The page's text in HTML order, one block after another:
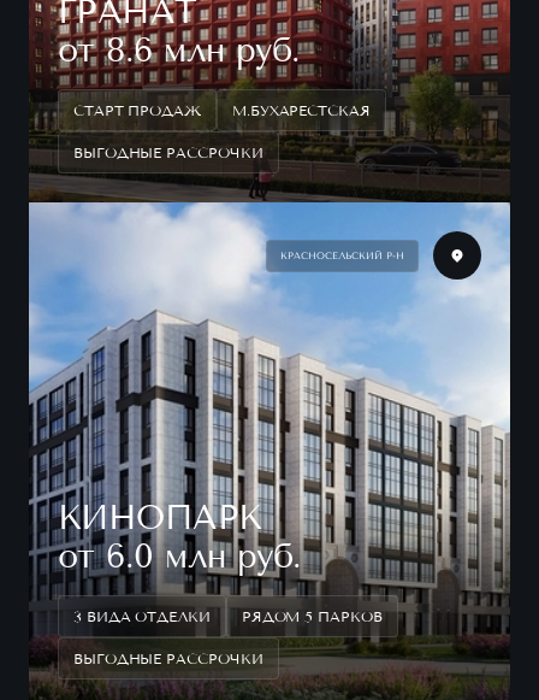
ГРАНАТ
от 8.6 млн руб.
СТАРТ ПРОДАЖ М.БУХАРЕСТСКАЯ
ВЫГОДНЫЕ РАССРОЧКИ
КРАСНОСЕЛЬСКИЙ Р-Н
КИНОПАРК
от 6.0 млн руб.
3 ВИДА ОТДЕЛКИ РЯДОМ 5 ПАРКОВ
ВЫГОДНЫЕ РАССРОЧКИ